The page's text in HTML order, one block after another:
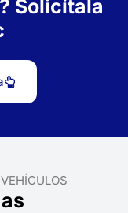
Solicítala